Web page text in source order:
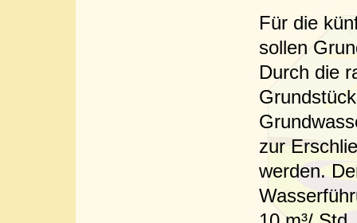
Für die
sollen
Durch die
zur
werden.